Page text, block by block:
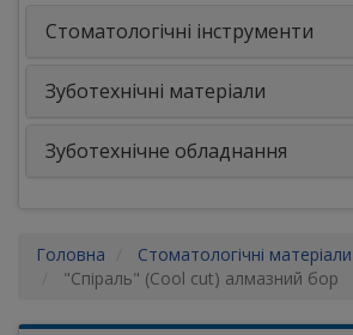
Стоматологічні інструменти
Зуботехнічні матеріали
Зуботехнічне обладнання
Головна Стоматологічні матеріали
"Спіраль" (Cool cut) алмазний бор